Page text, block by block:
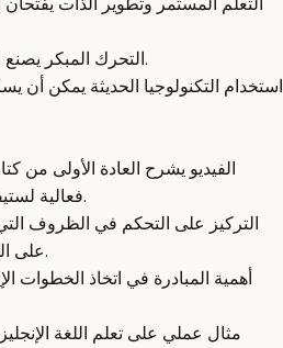
التحرك المبكر يصنع الفرق بين التقدم والنجاة فقط.
استخدام التكنولوجيا الحديثة يمكن
الفيديو يشرح العادة الأولى من
فعالية لستيفن كوفي وهي أن تكون مبادراً.
التركيز على التحكم في الظروف التي
على الظروف الخارجة عن السيطرة.
أهمية المبادرة في اتخاذ الخطوات
مثال عملي على تعلم اللغة